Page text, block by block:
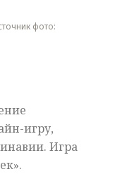
фото:
игру,
Игра